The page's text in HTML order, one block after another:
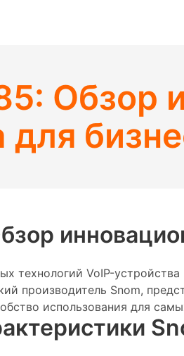
Обзор
для
технологий VoIP-
производитель Snom,
использования для